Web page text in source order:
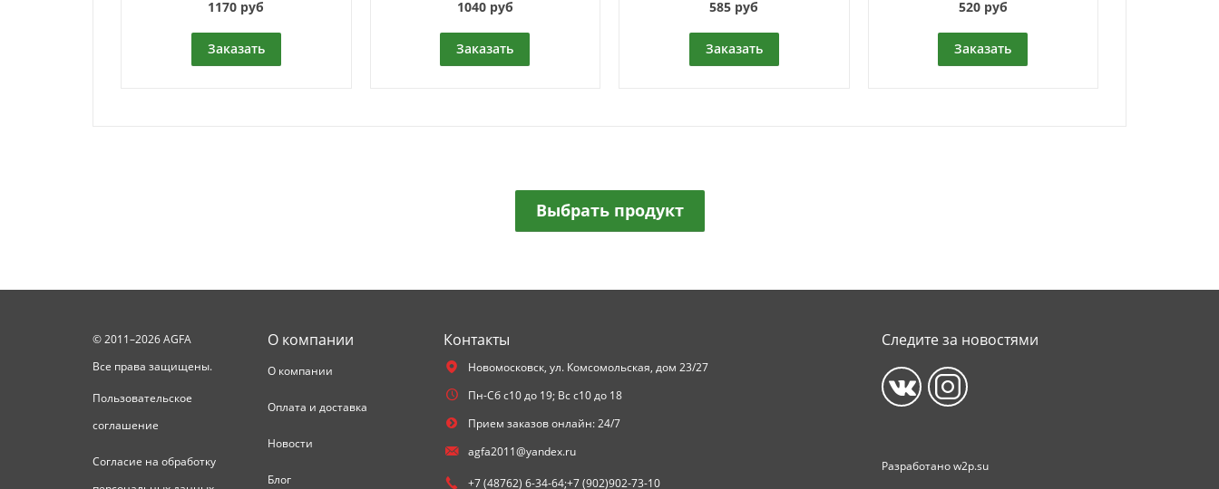
1170 руб
Заказать
1040 руб
Заказать
585 руб
Заказать
520 руб
Заказать
Выбрать продукт
© 2011–2026 AGFA
Все права защищены.
Пользовательское
соглашение
Согласие на обработку
О компании
О компании
Оплата и доставка
Новости
Блог
Контакты
Новомосковск, ул. Комсомольская, дом 23/27
Пн-Сб с10 до 19; Вс с10 до 18
Прием заказов онлайн: 24/7
agfa2011@yandex.ru
+7 (48762) 6-34-64;+7 (902)902-73-10
Следите за новостями
Разработаноw2p.su